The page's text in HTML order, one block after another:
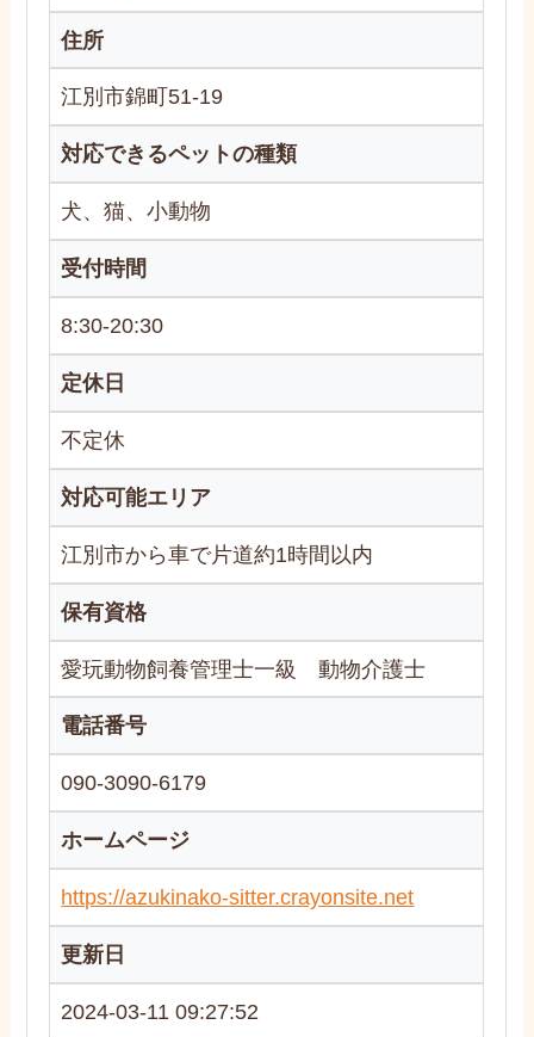
住所
江別市錦町51-19
対応できるペットの種類
犬、猫、小動物
受付時間
8:30-20:30
定休日
不定休
対応可能エリア
江別市から車で片道約1時間以内
保有資格
愛玩動物飼養管理士一級 動物介護士
電話番号
090-3090-6179
ホームページ
https://azukinako-sitter.crayonsite.net
更新日
2024-03-11 09:27:52